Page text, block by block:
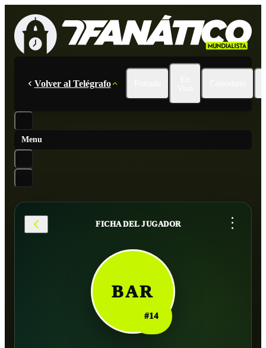
Volver al Telégrafo
Menu
FICHA DEL JUGADOR ...
BAR
#14